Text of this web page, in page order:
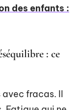
des enfants :
: ce
fracas. Il